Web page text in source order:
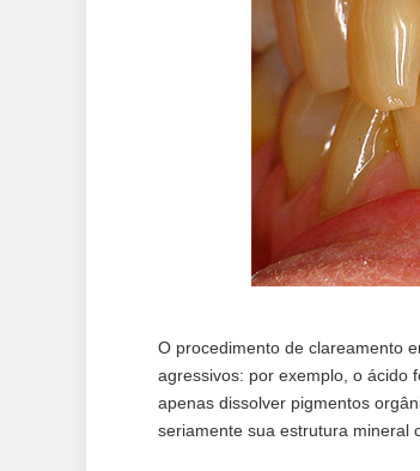
O procedimento de clareamento
agressivos: por exemplo, o ácido
apenas dissolver pigmentos
seriamente sua estrutura mineral